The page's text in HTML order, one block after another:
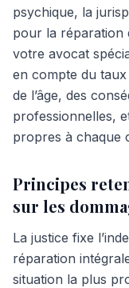
psychique, la
pour la réparation
votre avocat
en compte du taux
de l’âge, des
professionnelles,
propres à chaque
Principes
sur les
La justice fixe
réparation
situation la plus